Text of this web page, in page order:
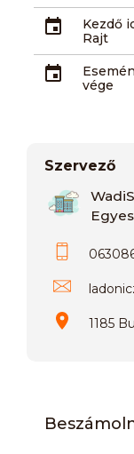
Kezdő
Rajt
vége
Szervező
1185